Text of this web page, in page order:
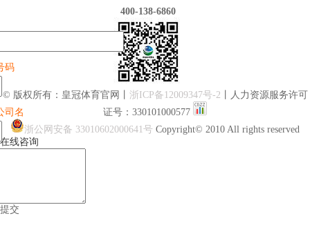
400-138-6860
© 版权所有：皇冠体育官网丨 浙ICP备12009347号-2 丨人力资源服务许可
证号：330101000577
浙公网安备 33010602000641号 Copyright© 2010 All rights reserved
在线咨询
码
司名
交